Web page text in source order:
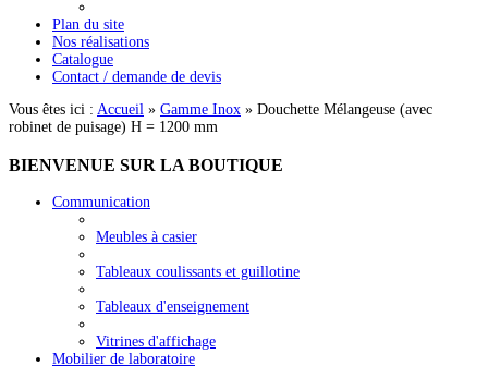
Plan du site
Nos réalisations
Catalogue
Contact / demande de devis
Vous êtes ici : Accueil » Gamme Inox » Douchette Mélangeuse (avec
robinet de puisage) H = 1200 mm
BIENVENUE SUR LA BOUTIQUE
Communication
Meubles à casier
Tableaux coulissants et guillotine
Tableaux d'enseignement
Vitrines d'affichage
Mobilier de laboratoire